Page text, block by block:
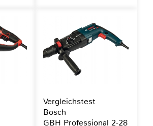
Vergleichstest
Bosch
GBH Professional 2-28